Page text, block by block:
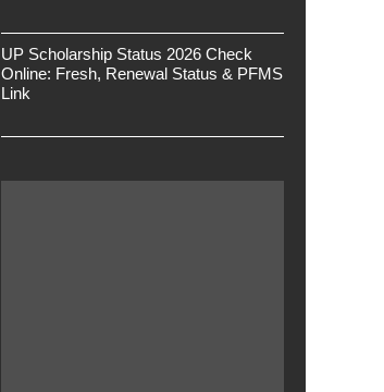
UP Scholarship Status 2026 Check
Online: Fresh, Renewal Status & PFMS
Link